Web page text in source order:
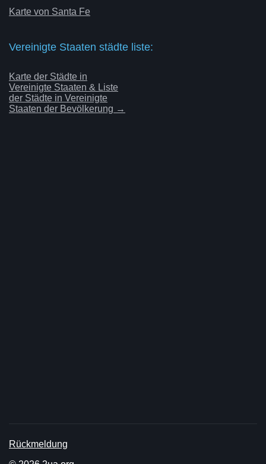
Karte von Santa Fe
Vereinigte Staaten städte liste:
Karte der Städte in
Vereinigte Staaten & Liste
der Städte in Vereinigte
Staaten der Bevölkerung →
Rückmeldung